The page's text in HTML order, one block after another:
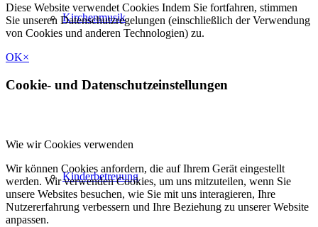
Kirchenmusik
Kinderbetreuung
Diese Website verwendet Cookies Indem Sie fortfahren, stimmen
Sie unseren Datenschutzregelungen (einschließlich der Verwendung
von Cookies und anderen Technologien) zu.
OK×
Cookie- und Datenschutzeinstellungen
Wie wir Cookies verwenden
Wir können Cookies anfordern, die auf Ihrem Gerät eingestellt
werden. Wir verwenden Cookies, um uns mitzuteilen, wenn Sie
unsere Websites besuchen, wie Sie mit uns interagieren, Ihre
Nutzererfahrung verbessern und Ihre Beziehung zu unserer Website
anpassen.